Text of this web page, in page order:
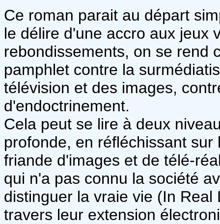
Ce roman parait au départ
le délire d'une accro aux jeux
rebondissements, on se rend
pamphlet contre la
télévision et des images,
d'endoctrinement.
Cela peut se lire à deux
profonde, en réfléchissant
friande d'images et de télé-
qui n'a pas connu la société
distinguer la vraie vie (In
travers leur extension